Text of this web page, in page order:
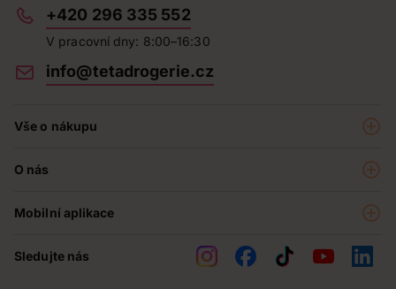
+420 296 335 552
V pracovní dny: 8:00–16:30
info@tetadrogerie.cz
Vše o nákupu
Prodejny
Obchodní podmínky
O nás
Teta pomáhá
Mobilní aplikace
Sledujte nás